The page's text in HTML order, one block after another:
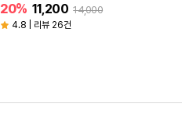
20% 11,200 14,000
4.8 | 리뷰 26건